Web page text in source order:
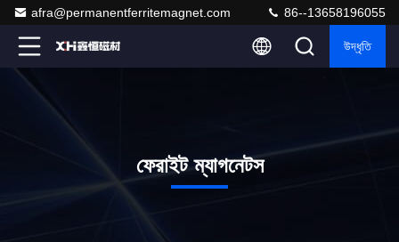
afra@permanentferritemagnet.com 86--13658196055
উদ্ধৃতি
ফেরাইট ম্যাগনেটস